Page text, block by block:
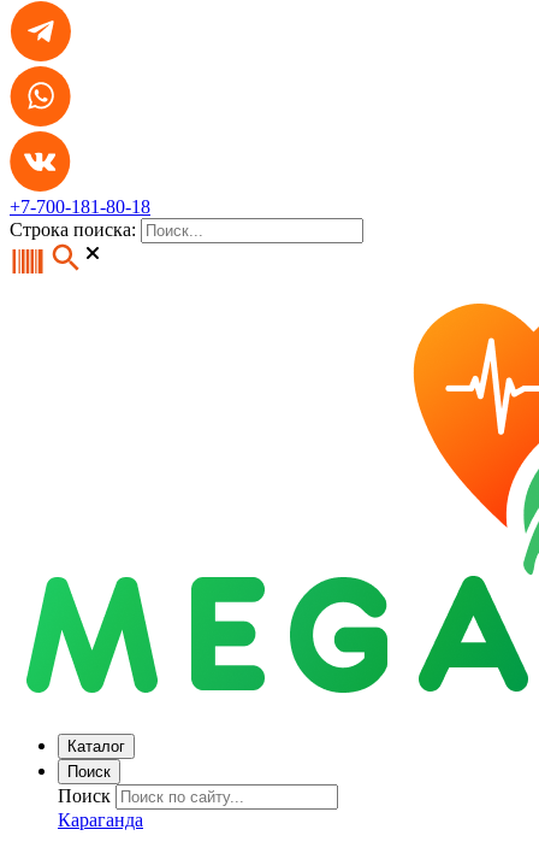
+7-700-181-80-18
Строка поиска:
Каталог
Поиск
Поиск
Караганда